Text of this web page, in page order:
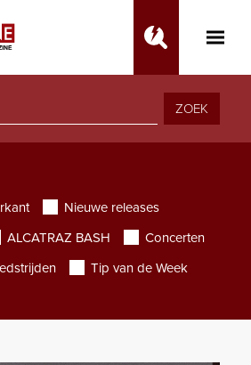
Toggle
ZOEK
Nieuwe releases
ALCATRAZ BASH
Concerten
Tip van de Week